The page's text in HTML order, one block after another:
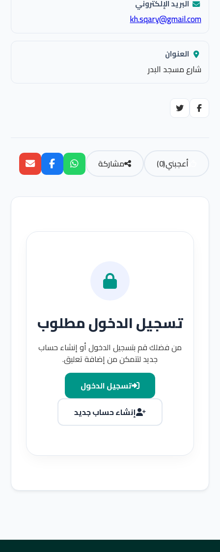
البريد الإلكتروني
kh.sqary@gmail.com
العنوان
شارع مسجد البدر
أعجبني(
0
) مشاركة
تسجيل الدخول مطلوب
من فضلك قم بتسجيل الدخول أو إنشاء حساب
جديد لتتمكن من إضافة تعليق.
تسجيل الدخول
إنشاء حساب جديد